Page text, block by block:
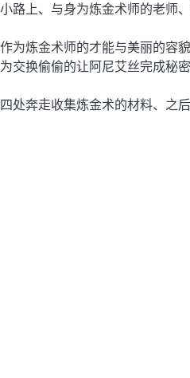
路上、与身为炼金术师的老师
为炼金术师的才能与美丽的容
交换偷偷的让阿尼艾丝完成秘
处奔走收集炼金术的材料、之